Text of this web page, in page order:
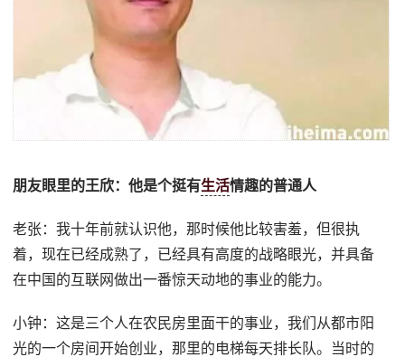
朋友眼里的王欣：他是个挺有生活情趣的普通人
老张：我十年前就认识他，那时候他比较害羞，但很执
着，现在已经成熟了，已经具有高度的战略眼光，并具备
在中国的互联网做出一番惊天动地的事业的能力。
小钟：这是三个人在农民房里面干的事业，我们从都市阳
光的一个房间开始创业，那里的电梯每天排长队。当时的